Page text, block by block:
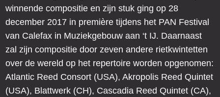
winnende compositie en zijn stuk ging op 28
december 2017 in première tijdens het PAN Festival
van Calefax in Muziekgebouw aan ‘t IJ. Daarnaast
zal zijn compositie door zeven andere rietkwintetten
over de wereld op het repertoire worden opgenomen:
Atlantic Reed Consort (USA), Akropolis Reed Quintet
(USA), Blattwerk (CH), Cascadia Reed Quintet (CA),